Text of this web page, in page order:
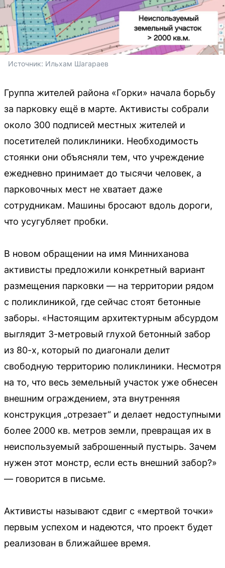
Источник: Ильхам Шагараев
Группа жителей района «Горки» начала борьбу
за парковку ещё в марте. Активисты собрали
около 300 подписей местных жителей и
посетителей поликлиники. Необходимость
стоянки они объясняли тем, что учреждение
ежедневно принимает до тысячи человек, а
парковочных мест не хватает даже
сотрудникам. Машины бросают вдоль дороги,
что усугубляет пробки.
В новом обращении на имя Минниханова
активисты предложили конкретный вариант
размещения парковки — на территории рядом
с поликлиникой, где сейчас стоят бетонные
заборы. «Настоящим архитектурным абсурдом
выглядит 3-метровый глухой бетонный забор
из 80-х, который по диагонали делит
свободную территорию поликлиники. Несмотря
на то, что весь земельный участок уже обнесен
внешним ограждением, эта внутренняя
конструкция „отрезает“ и делает недоступными
более 2000 кв. метров земли, превращая их в
неиспользуемый заброшенный пустырь. Зачем
нужен этот монстр, если есть внешний забор?»
— говорится в письме.
Активисты называют сдвиг с «мертвой точки»
первым успехом и надеются, что проект будет
реализован в ближайшее время.